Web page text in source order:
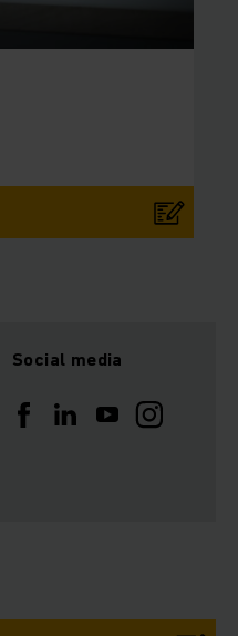
Social media